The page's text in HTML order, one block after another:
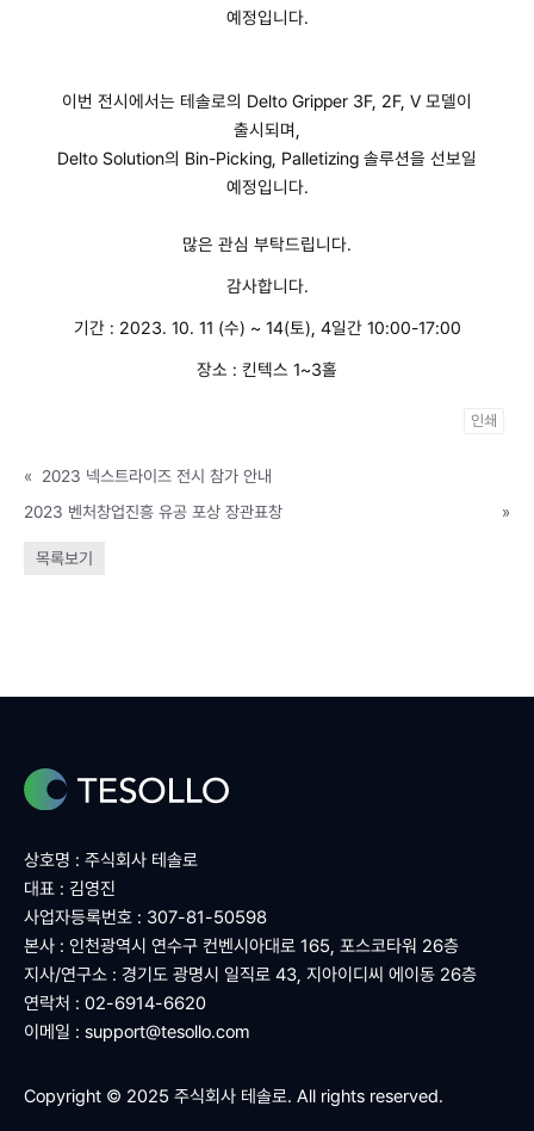
예정입니다.
이번 전시에서는 테솔로의 Delto Gripper 3F, 2F, V 모델이
출시되며,
Delto Solution의 Bin-Picking, Palletizing 솔루션을 선보일
예정입니다.
많은 관심 부탁드립니다.
감사합니다.
기간 : 2023. 10. 11 (수) ~ 14(토), 4일간 10:00-17:00
장소 : 킨텍스 1~3홀
인쇄
«
2023 넥스트라이즈 전시 참가 안내
2023 벤처창업진흥 유공 포상 장관표창
»
목록보기
상호명 : 주식회사 테솔로
대표 : 김영진
사업자등록번호 : 307-81-50598
본사 : 인천광역시 연수구 컨벤시아대로 165, 포스코타워 26층
지사/연구소 : 경기도 광명시 일직로 43, 지아이디씨 에이동 26층
연락처 : 02-6914-6620
이메일 : support@tesollo.com
Copyright © 2025 주식회사 테솔로. All rights reserved.